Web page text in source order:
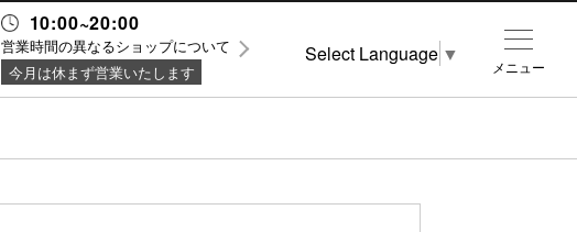
10:00~20:00
営業時間の異なるショップについて
今月は休まず営業いたします
メニュー
Select Language ▼